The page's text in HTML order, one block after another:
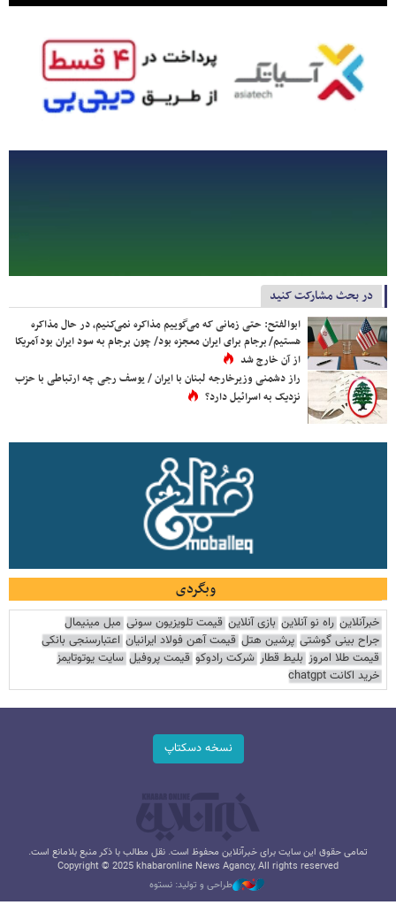
در بحث مشارکت کنید
ابوالفتح: حتی زمانی که می‌گوییم مذاکره نمی‌کنیم، در حال مذاکره
هستیم/ برجام برای ایران معجزه بود/ چون برجام به سود ایران بود آمریکا
از آن خارج شد
راز دشمنی وزیرخارجه لبنان با ایران / یوسف رجی چه ارتباطی با حزب
نزدیک به اسرائیل دارد؟
وبگردی
خبرآنلاین راه نو آنلاین بازی آنلاین قیمت تلویزیون سونی مبل مینیمال
جراح بینی گوشتی پرشین هتل قیمت آهن فولاد ایرانیان اعتبارسنجی بانکی
قیمت طلا امروز بلیط قطار شرکت رادوکو قیمت پروفیل سایت یوتوتایمز
خرید اکانت chatgpt
نسخه دسکتاپ
تمامی حقوق این سایت برای خبرآنلاین محفوظ است. نقل مطالب با ذکر منبع بلامانع است.
Copyright © 2025 khabaronline News Agancy, All rights reserved
طراحی و تولید: نستوه